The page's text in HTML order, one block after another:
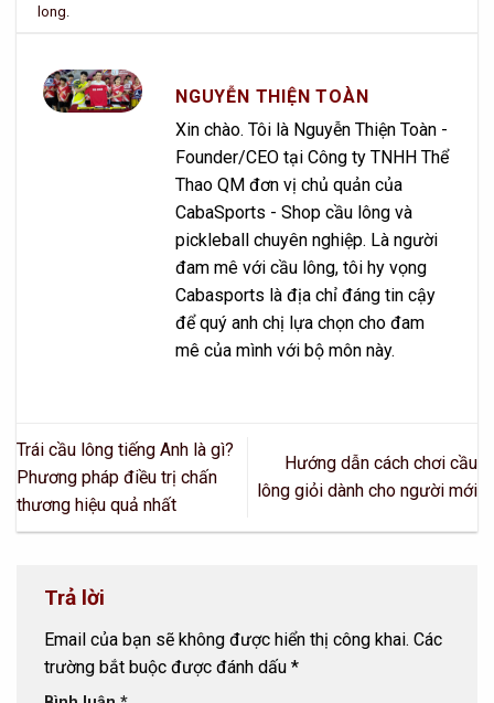
long.
NGUYỄN THIỆN TOÀN
Xin chào. Tôi là Nguyễn Thiện Toàn -
Founder/CEO tại Công ty TNHH Thể
Thao QM đơn vị chủ quản của
CabaSports - Shop cầu lông và
pickleball chuyên nghiệp. Là người
đam mê với cầu lông, tôi hy vọng
Cabasports là địa chỉ đáng tin cậy
để quý anh chị lựa chọn cho đam
mê của mình với bộ môn này.
Trái cầu lông tiếng Anh là gì?
Phương pháp điều trị chấn
thương hiệu quả nhất
Hướng dẫn cách chơi cầu
lông giỏi dành cho người mới
Trả lời
Email của bạn sẽ không được hiển thị công khai. Các
trường bắt buộc được đánh dấu *